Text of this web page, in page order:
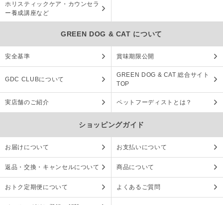
ホリスティックケア・カウンセラ
ー養成講座など
GREEN DOG & CAT について
安全基準 賞味期限公開
GDC CLUBについて
GREEN DOG & CAT 総合サイト
TOP
実店舗のご紹介 ペットフーディストとは？
ショッピングガイド
お届けについて お支払いについて
返品・交換・キャンセルについて 商品について
おトク定期便について よくあるご質問